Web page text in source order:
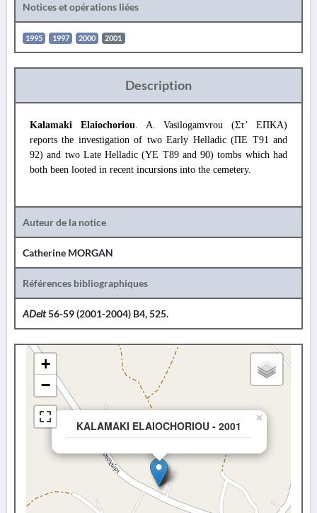
Notices et opérations liées
1995 1997 2000 2001
Description
Kalamaki Elaiochoriou. A. Vasilogamvrou (Στ’ ΕΠΚΑ)
reports the investigation of two Early Helladic (ΠΕ T91 and
92) and two Late Helladic (ΥΕ T89 and 90) tombs which had
both been looted in recent incursions into the cemetery.
Auteur de la notice
Catherine MORGAN
Références bibliographiques
ADelt56-59 (2001-2004) B4, 525.
KALAMAKI ELAIOCHORIOU - 2001
×
+
−